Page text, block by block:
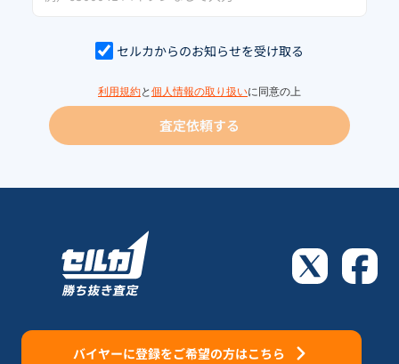
セルカからのお知らせを受け取る
利用規約と 個人情報の取り扱いに同意の上
査定依頼する
バイヤーに登録をご希望の方はこちら